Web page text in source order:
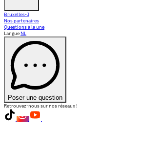
Bruxelles-J
Nos partenaires
Questions à la une
Langue NL
Poser une question
Retrouvez-nous sur nos réseaux !